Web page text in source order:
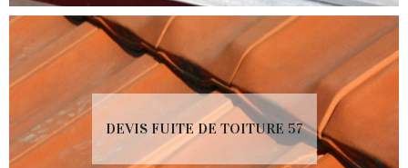
DEVIS FUITE DE TOITURE 57